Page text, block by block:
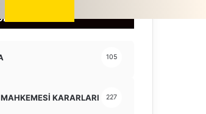
105
KARARLARI 227